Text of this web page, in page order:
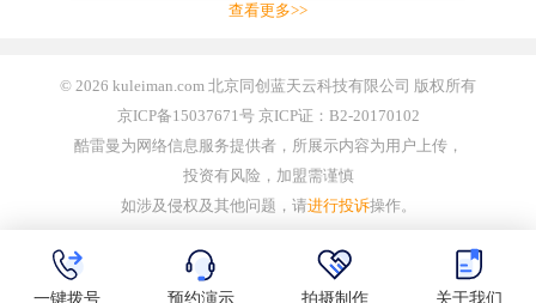
绩说话的创业者，将毫无查看更多>>
© 2026 kuleiman.com 北京同创蓝天云科技有限公司 版权所有
京ICP备15037671号 京ICP证：B2-20170102
酷雷曼为网络信息服务提供者，所展示内容为用户上传，
投资有风险，加盟需谨慎
如涉及侵权及其他问题，请进行投诉操作。
一键拨号 预约演示 拍摄制作 关于我们